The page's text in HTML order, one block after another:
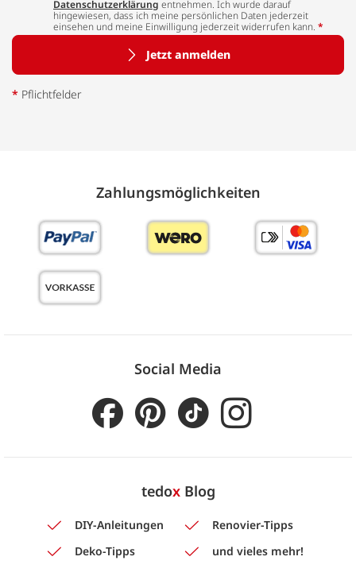
Datenschutzerklärung entnehmen. Ich wurde darauf
hingewiesen, dass ich meine persönlichen Daten jederzeit
einsehen und meine Einwilligung jederzeit widerrufen kann. *
Jetzt anmelden
* Pflichtfelder
Zahlungs­möglich­keiten
Social Media
tedoxBlog
DIY-Anleitungen
Renovier-Tipps
Deko-Tipps
und vieles mehr!